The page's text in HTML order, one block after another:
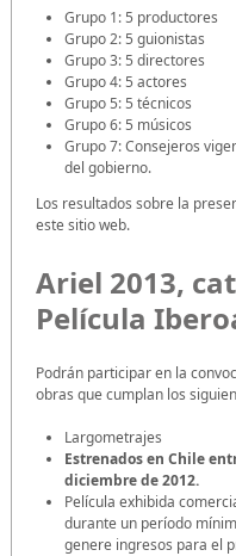
Grupo 1: 5 productores
Grupo 2: 5 guionistas
Grupo 3: 5 directores
Grupo 4: 5 actores
Grupo 5: 5 técnicos
Grupo 6: 5 músicos
Grupo 7: Consejeros
del gobierno.
Los resultados sobre la
este sitio web.
Ariel 2013,
Película
Podrán participar en la
obras que cumplan los
Largometrajes
Estrenados en Chile
diciembre de 2012.
Película exhibida
durante un período
genere ingresos para el